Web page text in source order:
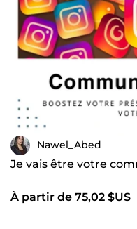
Nawel_Abed
Je vais être votre
À partir de 75,02 $US